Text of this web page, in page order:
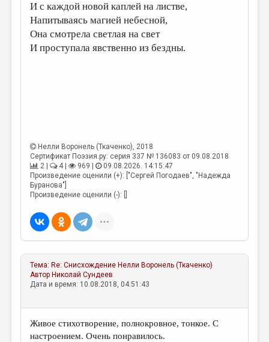
ОБЗОР ЛИТЕРАТУРЫ
СТРАНИЦЫ ПАМЯТИ
ОБЪЯВЛЕНИЯ
МАЛАЯ ПРОЗА
ЭССЕИСТИКА
ЛИТЕРАТУРОВЕДЕНИЕ
ПУБЛИЦИСТИКА
ЦИКЛЫ ПУБЛИКАЦИЙ
ТРЕДИАКОВСКИЙ
ВКОНТАКТЕ
И с каждой новой каплей на листве,
Напитываясь магией небесной,
Она смотрела светлая на свет
И проступала явственно из бездны.
Нелли Воронель (Ткаченко), 2018
Сертификат Поэзия.ру: серия 337 № 136083 от 09.08.2018
2 |
4 | 969 |
09.08.2026. 14:15:47
Произведение оценили (+): ["Сергей Погодаев", "Надежда
Буранова"]
Произведение оценили (-): []
Тема: Re: Снисхождение Нелли Воронель (Ткаченко)
Автор Николай Сундеев
Дата и время: 10.08.2018, 04:51:43
Живое стихотворение, полнокровное, тонкое. С
настроением. Очень понравилось.